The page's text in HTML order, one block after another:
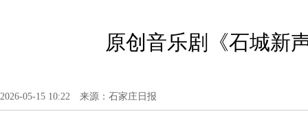
原创音乐剧《石城新
2026-05-15 10:22 来源：石家庄日报